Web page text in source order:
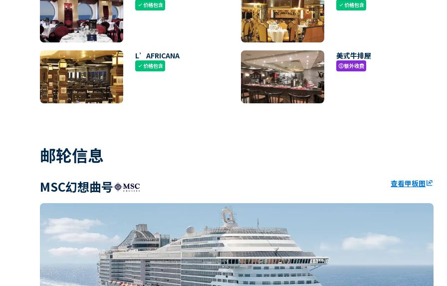
check价格包含 check价格包含
L’AFRICANA
check价格包含
美式牛排屋
paid额外收费
邮轮信息
MSC幻想曲号 查看甲板图ungroup